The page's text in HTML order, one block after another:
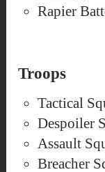
Rapier
Troops
Tactical
Despoiler
Assault
Breacher